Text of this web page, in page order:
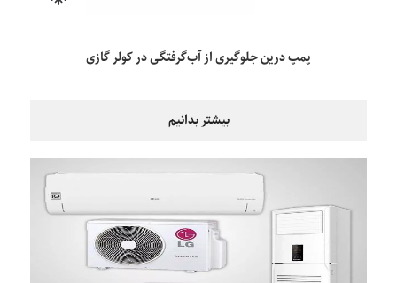
پمپ درین جلوگیری از آب‌گرفتگی در کولر گازی
بیشتر بدانیم